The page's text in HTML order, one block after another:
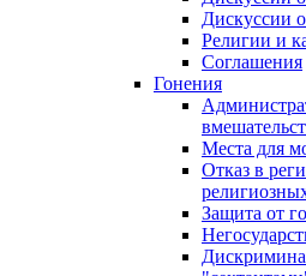
Дискуссии
Религии и
Соглашения
Гонения
Места для
Отказ в
Защита от